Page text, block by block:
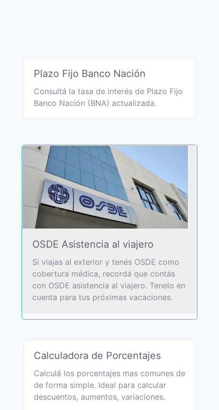
Plazo Fijo Banco Nación
Consultá la tasa de interés de Plazo Fijo
Banco Nación (BNA) actualizada.
OSDE Asistencia al viajero
Si viajas al exterior y tenés OSDE como
cobertura médica, recordá que contás
con OSDE asistencia al viajero. Tenelo en
cuenta para tus próximas vacaciones.
Calculadora de Porcentajes
Calculá los porcentajes mas comunes de
de forma simple. Ideal para calcular
descuentos, aumentos, variaciones.